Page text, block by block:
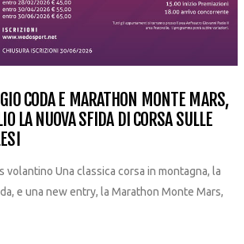
CODA E MARATHON MONTE MARS,
LA NUOVA SFIDA DI CORSA SULLE
volantino Una classica corsa in montagna, la
e una new entry, la Marathon Monte Mars,